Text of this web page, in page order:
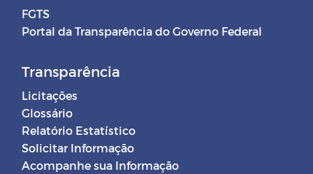
FGTS
Portal da Transparência do Governo Federal
Transparência
Licitações
Glossário
Relatório Estatístico
Solicitar Informação
Acompanhe sua Informação